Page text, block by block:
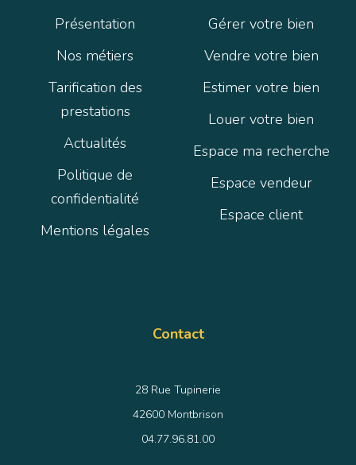
Présentation
Nos métiers
Tarification des
prestations
Actualités
Politique de
confidentialité
Mentions légales
Gérer votre bien
Vendre votre bien
Estimer votre bien
Louer votre bien
Espace ma recherche
Espace vendeur
Espace client
Contact
28 Rue Tupinerie
42600 Montbrison
04.77.96.81.00